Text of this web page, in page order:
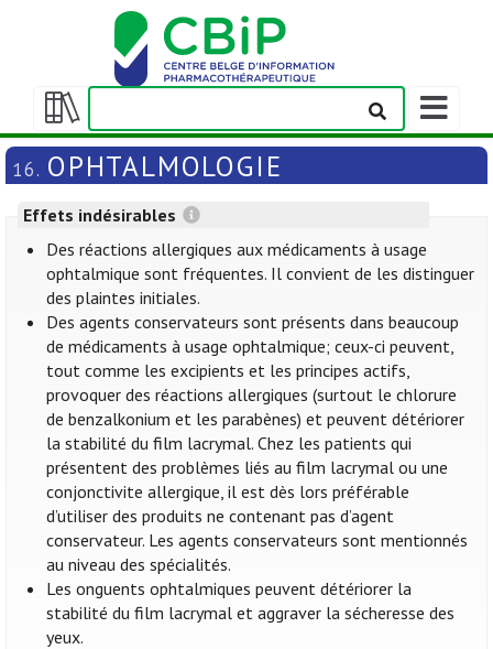
Afficher/masquer
la
table
matières
Afficher/
la
barre
navigation
16. OPHTALMOLOGIE
Effets indésirables
Des réactions allergiques aux médicaments à usage
ophtalmique sont fréquentes. Il convient de les distinguer
des plaintes initiales.
Des agents conservateurs sont présents dans beaucoup
de médicaments à usage ophtalmique; ceux-ci peuvent,
tout comme les excipients et les principes actifs,
provoquer des réactions allergiques (surtout le chlorure
de benzalkonium et les parabènes) et peuvent détériorer
la stabilité du film lacrymal. Chez les patients qui
présentent des problèmes liés au film lacrymal ou une
conjonctivite allergique, il est dès lors préférable
d’utiliser des produits ne contenant pas d’agent
conservateur. Les agents conservateurs sont mentionnés
au niveau des spécialités.
Les onguents ophtalmiques peuvent détériorer la
stabilité du film lacrymal et aggraver la sécheresse des
yeux.